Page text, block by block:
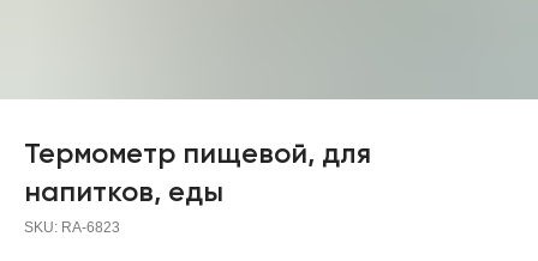
Термометр пищевой, для
напитков, еды
SKU: RA-6823